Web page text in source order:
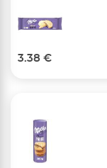
3.38 €